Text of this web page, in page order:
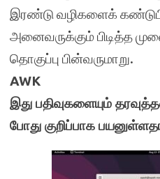
இரண்டு வழிகளைக்
அனைவருக்கும் பிடித்த
தொகுப்பு பின்வருமாறு.
AWK
இது பதிவுகளையும்
போது குறிப்பாக